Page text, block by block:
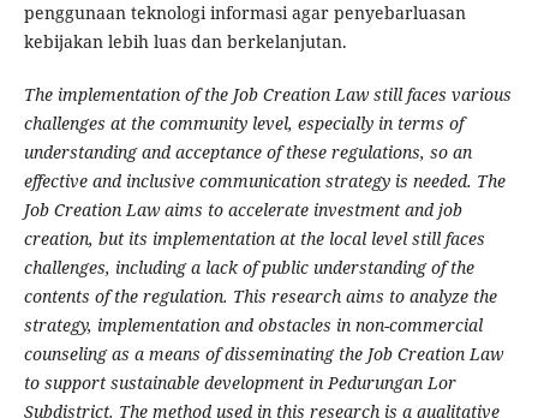
penggunaan teknologi informasi agar penyebarluasan
kebijakan lebih luas dan berkelanjutan.
The implementation of the Job Creation Law still faces various
challenges at the community level, especially in terms of
understanding and acceptance of these regulations, so an
effective and inclusive communication strategy is needed. The
Job Creation Law aims to accelerate investment and job
creation, but its implementation at the local level still faces
challenges, including a lack of public understanding of the
contents of the regulation. This research aims to analyze the
strategy, implementation and obstacles in non-commercial
counseling as a means of disseminating the Job Creation Law
to support sustainable development in Pedurungan Lor
Subdistrict. The method used in this research is a qualitative